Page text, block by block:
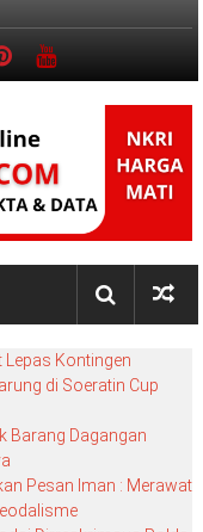
Lepas Kontingen
di Soeratin Cup
Barang Dagangan
Pesan Iman : Merawat